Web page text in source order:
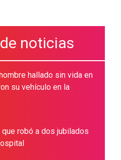
noticias
hallado sin vida en
su vehículo en la
robó a dos jubilados